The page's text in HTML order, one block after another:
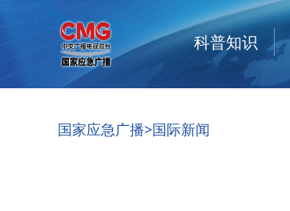
科普知识
国家应急广播>国际新闻